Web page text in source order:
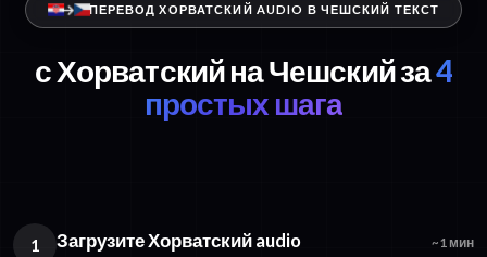
ПЕРЕВОД ХОРВАТСКИЙ AUDIO В ЧЕШСКИЙ ТЕКСТ
с Хорватский на Чешский за4
простых шага
1 Загрузите Хорватский audio ~1 мин